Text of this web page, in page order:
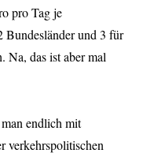
pro Tag je
Bundesländer und 3 für
Na, das ist aber mal
endlich mit
verkehrspolitischen